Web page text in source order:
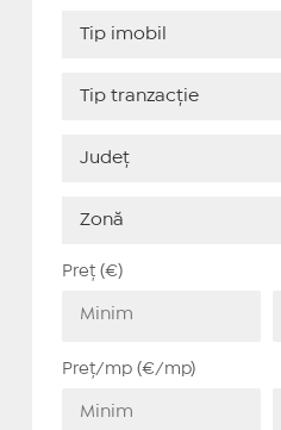
Preț (€)
Preț/mp (€/mp)